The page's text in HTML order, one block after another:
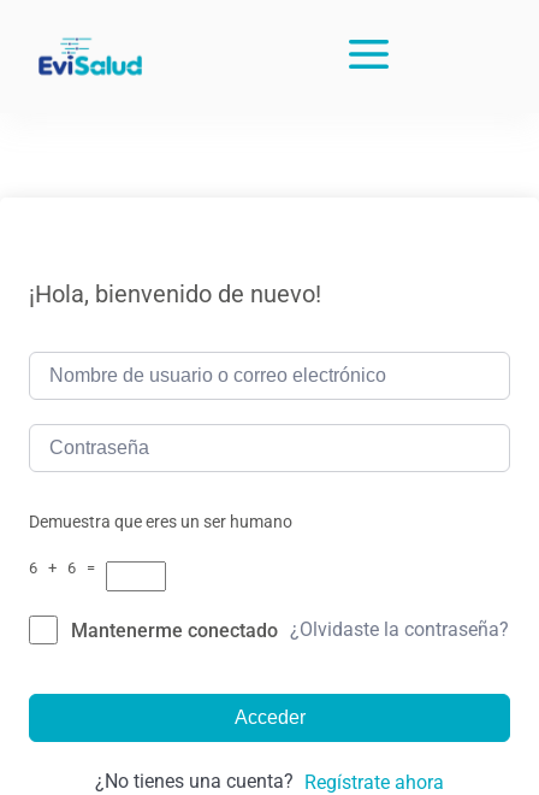
¡Hola, bienvenido de nuevo!
Demuestra que eres un ser humano
6 + 6 =
Mantenerme conectado ¿Olvidaste la contraseña?
Acceder
¿No tienes una cuenta? Regístrate ahora